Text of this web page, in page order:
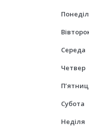
Середа
Четвер
Субота
Неділя